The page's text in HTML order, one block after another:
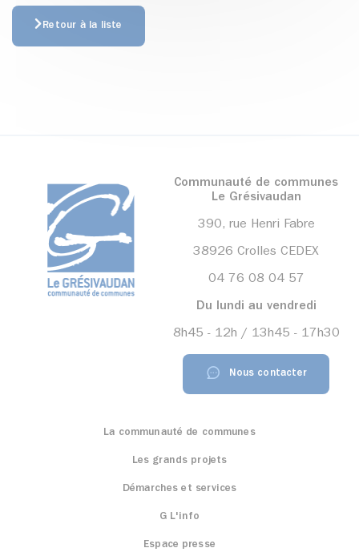
Retour à la liste
Communauté de communes
Le Grésivaudan
390, rue Henri Fabre
38926 Crolles CEDEX
04 76 08 04 57
Du lundi au vendredi
8h45 - 12h / 13h45 - 17h30
Nous contacter
La communauté de communes
Les grands projets
Démarches et services
G L'info
Espace presse